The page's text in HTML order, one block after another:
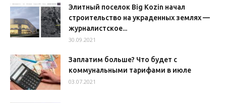
Элитный поселок Big Kozin начал
строительство на украденных землях —
журналистское...
30.09.2021
Заплатим больше? Что будет с
коммунальными тарифами в июле
03.07.2021